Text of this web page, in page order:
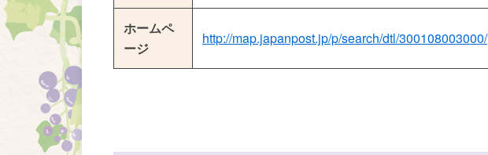
ホームペ
ージ
http://map.japanpost.jp/p/search/dtl/300108003000/